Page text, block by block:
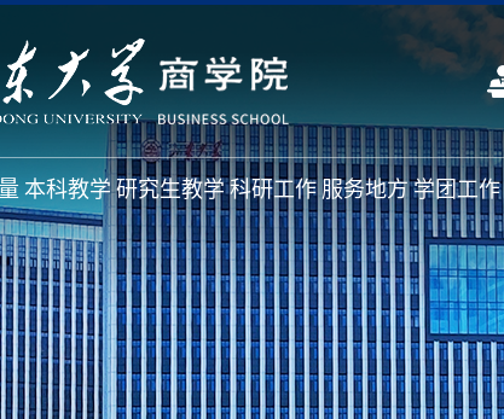
本科教学 研究生教学 科研工作 服务地方 学团工作